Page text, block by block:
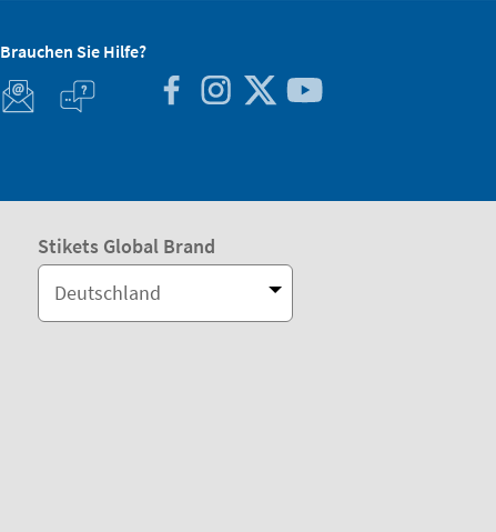
Brauchen Sie Hilfe?
Stikets Global Brand
Deutschland